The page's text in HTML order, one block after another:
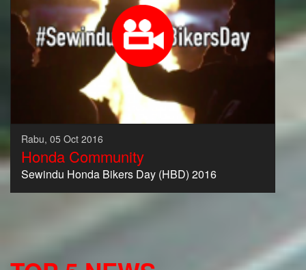
Rabu, 05 Oct 2016
Honda Community
Sewindu Honda Bikers Day (HBD) 2016